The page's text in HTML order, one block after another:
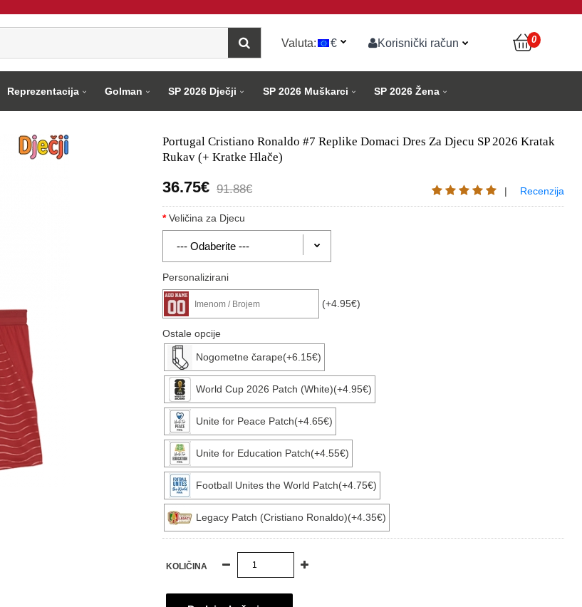
Valuta: € Korisnički račun 0
Reprezentacija Golman SP 2026 Dječji SP 2026 Muškarci SP 2026 Žena
Portugal Cristiano Ronaldo #7 Replike Domaci Dres Za Djecu SP 2026 Kratak
Rukav (+ Kratke Hlače)
36.75€ 91.88€ | Recenzija
Veličina za Djecu
Personalizirani
(+4.95€)
Ostale opcije
Nogometne čarape(+6.15€)
World Cup 2026 Patch (White)(+4.95€)
Unite for Peace Patch(+4.65€)
Unite for Education Patch(+4.55€)
Football Unites the World Patch(+4.75€)
Legacy Patch (Cristiano Ronaldo)(+4.35€)
KOLIČINA